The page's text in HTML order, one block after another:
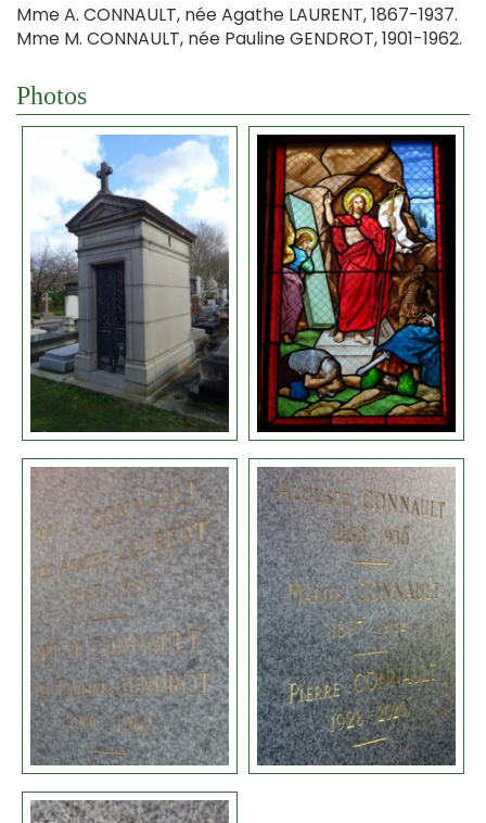
Mme A. CONNAULT, née Agathe LAURENT, 1867-1937.
Mme M. CONNAULT, née Pauline GENDROT, 1901-1962.
Photos